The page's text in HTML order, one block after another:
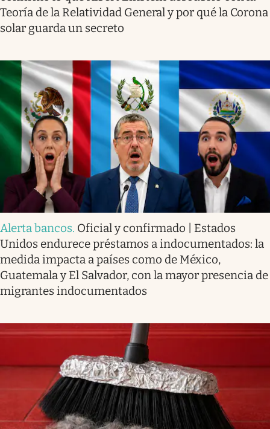
Teoría de la Relatividad General y por qué la Corona
solar guarda un secreto
Alerta bancos. Oficial y confirmado | Estados
Unidos endurece préstamos a indocumentados: la
medida impacta a países como de México,
Guatemala y El Salvador, con la mayor presencia de
migrantes indocumentados